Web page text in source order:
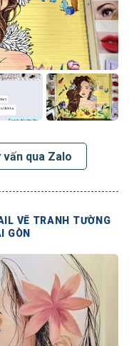
vấn qua Zalo
VẼ TRANH TƯỜNG
GÒN